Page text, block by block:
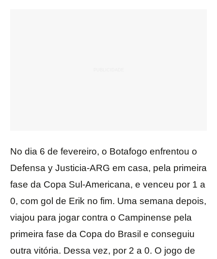
No dia 6 de fevereiro, o Botafogo enfrentou o
Defensa y Justicia-ARG em casa, pela primeira
fase da Copa Sul-Americana, e venceu por 1 a
0, com gol de Erik no fim. Uma semana depois,
viajou para jogar contra o Campinense pela
primeira fase da Copa do Brasil e conseguiu
outra vitória. Dessa vez, por 2 a 0. O jogo de